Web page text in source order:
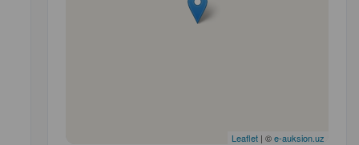
Leaflet| ©e-auksion.uz